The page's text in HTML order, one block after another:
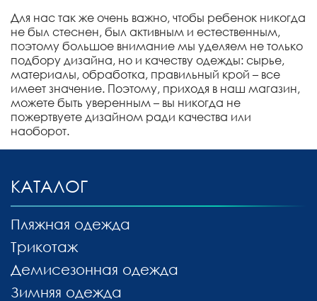
Для нас так же очень важно, чтобы ребенок никогда
не был стеснен, был активным и естественным,
поэтому большое внимание мы уделяем не только
подбору дизайна, но и качеству одежды: сырье,
материалы, обработка, правильный крой – все
имеет значение. Поэтому, приходя в наш магазин,
можете быть уверенным – вы никогда не
пожертвуете дизайном ради качества или
наоборот.
КАТАЛОГ
Пляжная одежда
Трикотаж
Демисезонная одежда
Зимняя одежда